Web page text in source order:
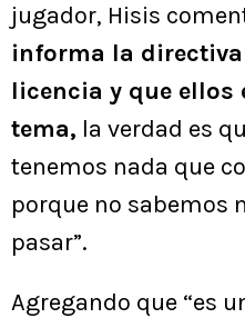
jugador, Hisis
informa la
licencia y que ellos
tema, la verdad es
tenemos nada que
porque no sabemos
pasar”.
Agregando que “es